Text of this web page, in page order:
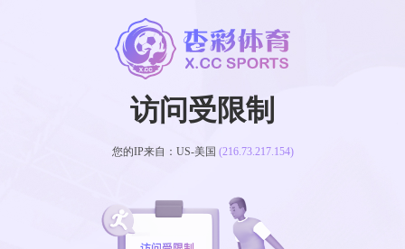
访问受限制
您的IP来自：US-美国 (216.73.217.154)